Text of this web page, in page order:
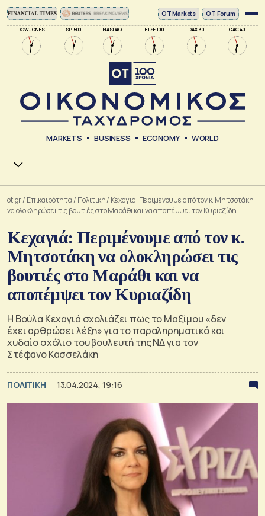
DOW JONES SP 500 NASDAQ FTSE 100 DAX 30 CAC 40
ΟΤ Markets OT Forum
MARKETS BUSINESS ECONOMY WORLD
Χ.Α.
ot.gr/ Επικαιρότητα / Πολιτική/ Κεχαγιά: Περιμένουμε από τον κ. Μητσοτάκη
να ολοκληρώσει τις βουτιές στο Μαράθι και να αποπέμψει τον Κυριαζίδη
Κεχαγιά: Περιμένουμε από τον κ.
Μητσοτάκη να ολοκληρώσει τις
βουτιές στο Μαράθι και να
αποπέμψει τον Κυριαζίδη
Η Βούλα Κεχαγιά σχολιάζει πως το Μαξίμου «δεν
έχει αρθρώσει λέξη» για το παραληρηματικό και
χυδαίο σχόλιο του βουλευτή της ΝΔ για τον
Στέφανο Κασσελάκη
ΠΟΛΙΤΙΚΗ 13.04.2024, 19:16